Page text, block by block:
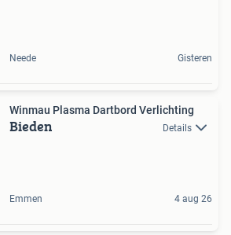
Neede Gisteren
Winmau Plasma Dartbord Verlichting
Bieden Details
Emmen 4 aug 26